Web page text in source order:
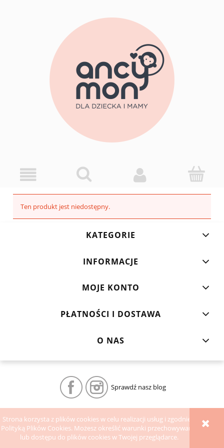
Strona korzysta z plików cookies w celu realizacji usług i zgodnie z
Polityką Plików Cookies. Możesz określić warunki przechowywania
lub dostępu do plików cookies w Twojej przeglądarce.
Ten produkt jest niedostępny.
KATEGORIE
INFORMACJE
MOJE KONTO
PŁATNOŚCI I DOSTAWA
O NAS
Sprawdź nasz blog
POKAŻ PEŁNĄ WERSJĘ STRONY
Sklep internetowy Shoper.pl